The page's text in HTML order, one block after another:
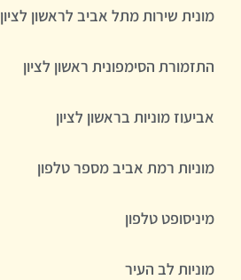
מונית שירות מתל אביב לראשון לציון
התזמורת הסימפונית ראשון לציון
אביעוז מוניות בראשון לציון
מוניות רמת אביב מספר טלפון
מיניסופט טלפון
מוניות לב העיר